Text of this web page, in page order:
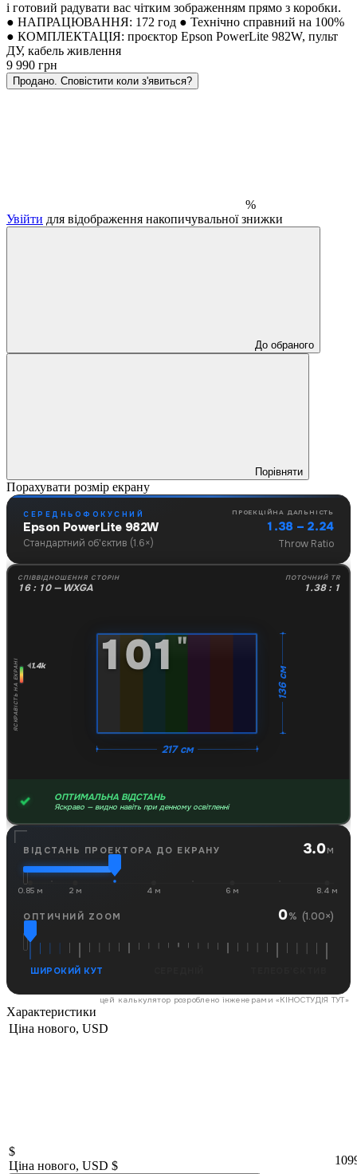
і готовий радувати вас чітким зображенням прямо з коробки.
● НАПРАЦЮВАННЯ: 172 год ● Технічно справний на 100%
● КОМПЛЕКТАЦІЯ: проєктор Epson PowerLite 982W, пульт
ДУ, кабель живлення
9 990 грн
Продано. Сповістити коли з'явиться?
%
Увійти для відображення накопичувальної знижки
До обраного
Порівняти
Порахувати розмір екрану
СЕРЕДНЬОФОКУСНИЙ
Epson PowerLite 982W
Стандартний об'єктив (1.6×)
ПРОЕКЦІЙНА ДАЛЬНІСТЬ
1.38 – 2.24
Throw Ratio
СПІВВІДНОШЕННЯ СТОРІН
16 : 10 — WXGA
ПОТОЧНИЙ TR
1.38 : 1
101 "
217 см
136 см
ЯСКРАВІСТЬ НА ЕКРАНІ 1.4k
ОПТИМАЛЬНА ВІДСТАНЬ
Яскраво — видно навіть при денному освітленні
ВІДСТАНЬ ПРОЕКТОРА ДО ЕКРАНУ 3.0м
0.85 м 2 м 4 м 6 м 8.4 м
ОПТИЧНИЙ ZOOM 0% (1.00×)
ШИРОКИЙ КУТ
цей калькулятор розроблено інженерами «КІНОСТУДІЯ ТУТ»
Характеристики
Ціна нового, USD
$
Ціна нового, USD $